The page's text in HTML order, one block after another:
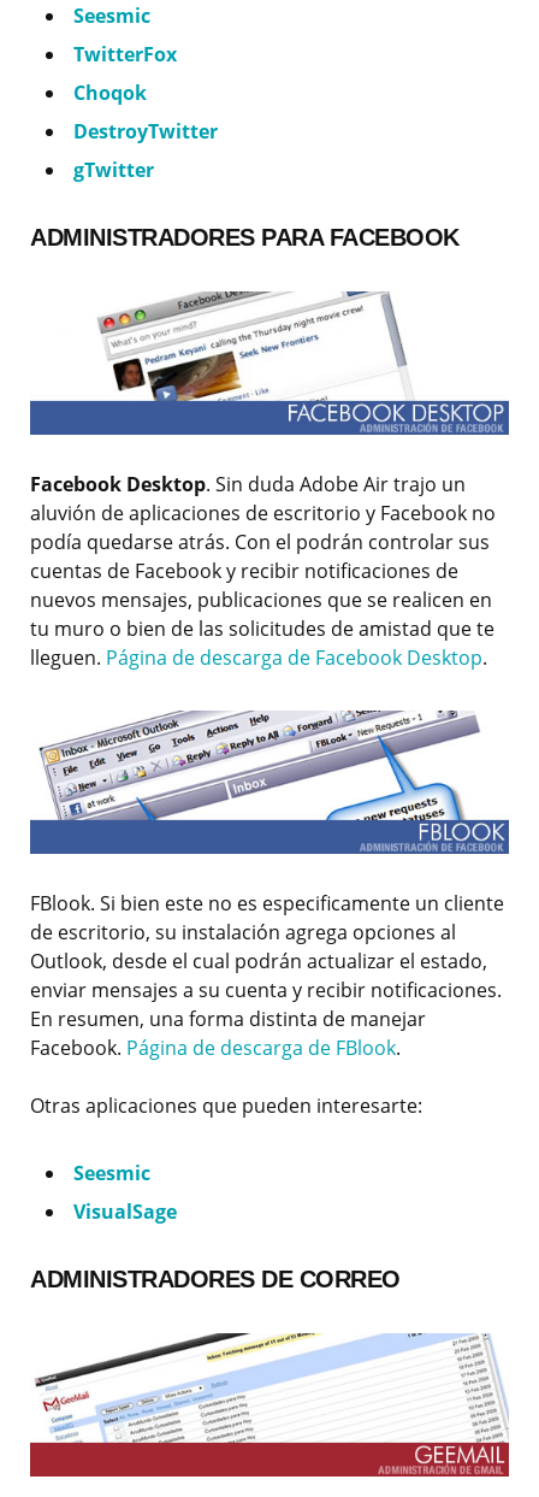
Seesmic
TwitterFox
Choqok
DestroyTwitter
gTwitter
ADMINISTRADORES PARA FACEBOOK
Facebook Desktop. Sin duda Adobe Air trajo un
aluvión de aplicaciones de escritorio y Facebook no
podía quedarse atrás. Con el podrán controlar sus
cuentas de Facebook y recibir notificaciones de
nuevos mensajes, publicaciones que se realicen en
tu muro o bien de las solicitudes de amistad que te
lleguen. Página de descarga de Facebook Desktop.
FBlook. Si bien este no es especificamente un cliente
de escritorio, su instalación agrega opciones al
Outlook, desde el cual podrán actualizar el estado,
enviar mensajes a su cuenta y recibir notificaciones.
En resumen, una forma distinta de manejar
Facebook. Página de descarga de FBlook.
Otras aplicaciones que pueden interesarte:
Seesmic
VisualSage
ADMINISTRADORES DE CORREO